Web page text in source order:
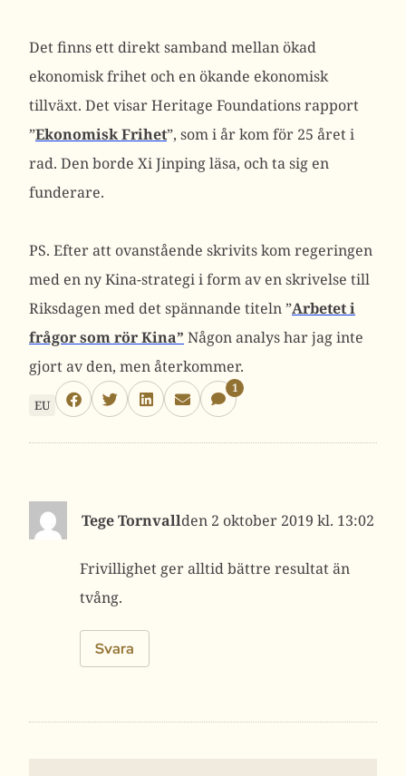
Det finns ett direkt samband mellan ökad
ekonomisk frihet och en ökande ekonomisk
tillväxt. Det visar Heritage Foundations rapport
”Ekonomisk Frihet”, som i år kom för 25 året i
rad. Den borde Xi Jinping läsa, och ta sig en
funderare.
PS. Efter att ovanstående skrivits kom regeringen
med en ny Kina-strategi i form av en skrivelse till
Riksdagen med det spännande titeln ”Arbetet i
frågor som rör Kina” Någon analys har jag inte
gjort av den, men återkommer.
EU
1
Tege Tornvall 2 oktober 2019 kl. 13:02
Frivillighet ger alltid bättre resultat än
tvång.
Svara